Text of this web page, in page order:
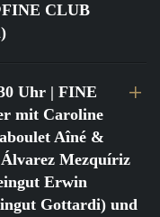
CLUB
Uhr | FINE
mit Caroline
Aîné &
Mezquíriz
Erwin
Gottardi) und